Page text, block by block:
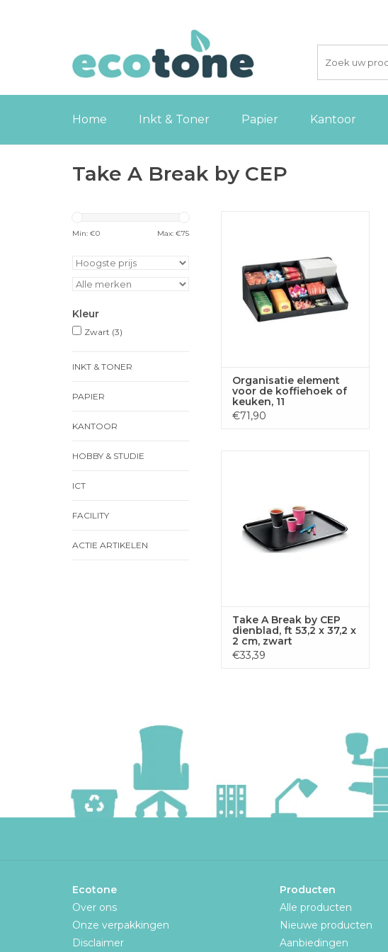
Home Inkt & Toner Papier Kantoor
Take A Break by CEP
Min: €0 Max: €75
Kleur
Zwart (3)
INKT & TONER
PAPIER
KANTOOR
HOBBY & STUDIE
ICT
FACILITY
ACTIE ARTIKELEN
TOEVOEGEN AAN
WINKELWAGEN
Organisatie element
voor de koffiehoek of
keuken, 11
compartimenten, kleur
zwart
€71,90
WINKELWAGEN
Take A Break by CEP
dienblad, ft 53,2 x 37,2 x
2 cm, zwart
€33,39
Ecotone
Over ons
Onze verpakkingen
Disclaimer
Producten
Alle producten
Nieuwe producten
Aanbiedingen